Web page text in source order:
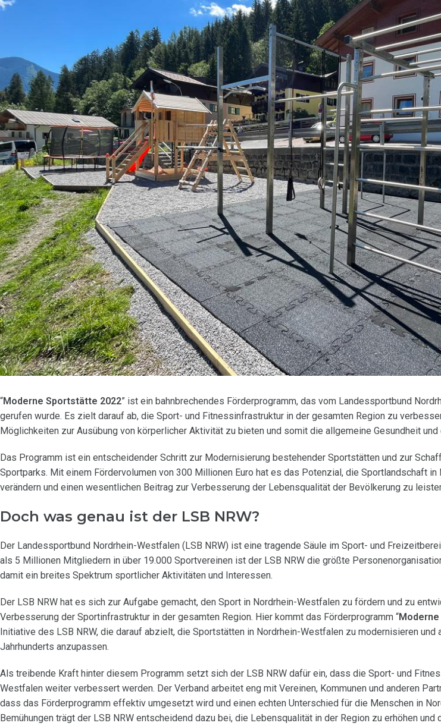
“Moderne Sportstätte 2022” ist ein bahnbrechendes Förderprogramm, das vom Landessportbund
gerufen wurde. Es zielt darauf ab, die Sport- und Fitnessinfrastruktur in der gesamten Region zu
Möglichkeiten zur Ausübung von körperlicher Aktivität zu bieten und somit die allgemeine Gesundheit
Das Programm ist ein entscheidender Schritt zur Modernisierung bestehender Sportstätten und zur
Sportparks. Mit einem Fördervolumen von 300 Millionen Euro hat es das Potenzial, die Sportlandschaft
verändern und einen wesentlichen Beitrag zur Verbesserung der Lebensqualität der Bevölkerung zu
Doch was genau ist der LSB NRW?
Der Landessportbund Nordrhein-Westfalen (LSB NRW) ist eine tragende Säule im Sport- und
als 5 Millionen Mitgliedern in über 19.000 Sportvereinen ist der LSB NRW die größte
damit ein breites Spektrum sportlicher Aktivitäten und Interessen.
Der LSB NRW hat es sich zur Aufgabe gemacht, den Sport in Nordrhein-Westfalen zu fördern und zu
Verbesserung der Sportinfrastruktur in der gesamten Region. Hier kommt das Förderprogramm “
Initiative des LSB NRW, die darauf abzielt, die Sportstätten in Nordrhein-Westfalen zu modernisieren und
Jahrhunderts anzupassen.
Als treibende Kraft hinter diesem Programm setzt sich der LSB NRW dafür ein, dass die Sport- und
Westfalen weiter verbessert werden. Der Verband arbeitet eng mit Vereinen, Kommunen und anderen
dass das Förderprogramm effektiv umgesetzt wird und einen echten Unterschied für die Menschen in
Bemühungen trägt der LSB NRW entscheidend dazu bei, die Lebensqualität in der Region zu erhöhen